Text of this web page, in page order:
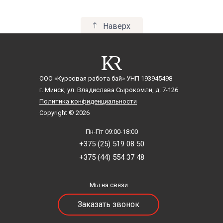
Наверх
ООО «Курсовая работа бай» УНП 193945498
г. Минск, ул. Владислава Сырокомли, д. 7-126
Политика конфиденциальности
Copyright © 2026
Пн-Пт 09:00-18:00
+375 (25) 519 08 50
+375 (44) 554 37 48
Мы на связи
Заказать звонок